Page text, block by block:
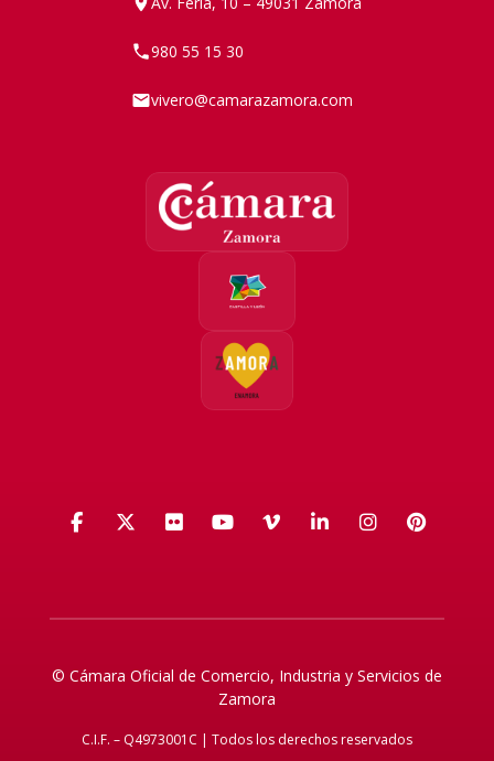
980 55 15 30
vivero@camarazamora.com
Facebook
X (Twitter)
FlickrYouTube
VimeoLinkedIn
© Cámara Oficial de Comercio, Industria y Servicios de
Zamora
C.I.F. – Q4973001C | Todos los derechos reservados